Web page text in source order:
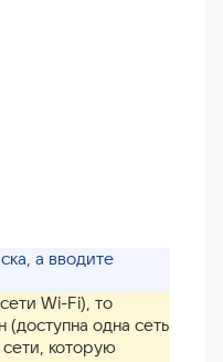
а вводите
Wi-Fi), то
(доступна одна сеть
которую